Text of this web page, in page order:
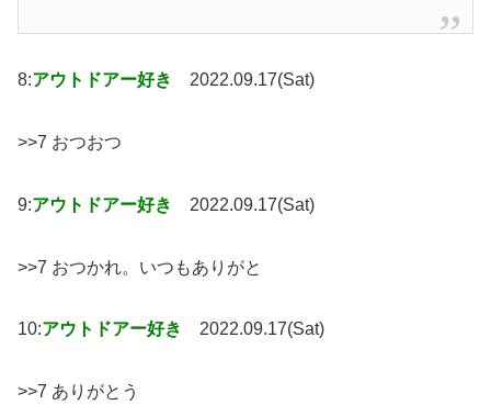
8:アウトドアー好き 2022.09.17(Sat)
>>7 おつおつ
9:アウトドアー好き 2022.09.17(Sat)
>>7 おつかれ。いつもありがと
10:アウトドアー好き 2022.09.17(Sat)
>>7 ありがとう